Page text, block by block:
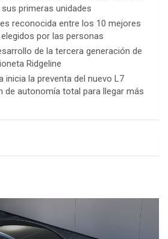
primeras unidades
reconocida entre los 10 mejores
por las personas
de la tercera generación de
Ridgeline
inicia la preventa del nuevo L7
de autonomía total para llegar más